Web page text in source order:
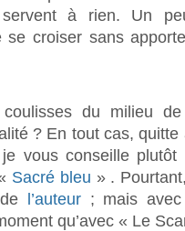
à rien. Un
croiser sans
du milieu
? En tout cas,
vous conseille plutôt
Sacré bleu » .
l’auteur; mais avec
qu’avec « Le